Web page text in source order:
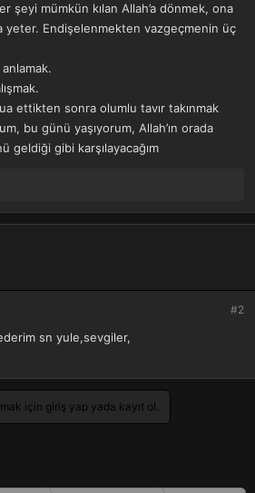
şeyi mümkün kılan Allah’a dönmek, ona
yeter. Endişelenmekten vazgeçmenin üç
ettikten sonra olumlu tavır takınmak
bu günü yaşıyorum, Allah’ın orada
geldiği gibi karşılayacağım
#2
sn yule,sevgiler,
için giriş yap yada kayıt ol.